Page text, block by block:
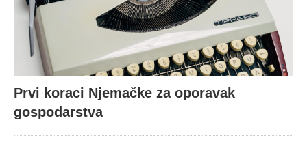
Prvi koraci Njemačke za oporavak
gospodarstva